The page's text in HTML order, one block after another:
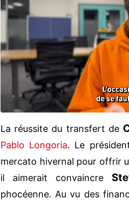
La réussite du transfert de
Pablo Longoria. Le
mercato hivernal pour offrir
il aimerait convaincre
phocéenne. Au vu des